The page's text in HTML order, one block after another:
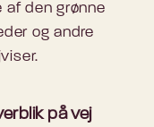
den grønne
og andre
på vej